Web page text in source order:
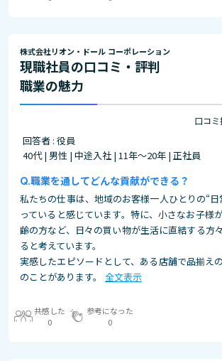
株式会社リオン・ドール コーポレーション
現職社員の口コミ・評判
職業の魅力
口コ
回答者 : 役員
40代 | 男性 | 中途入社 | 11年～20年 | 正社員
職業を通してどんな貢献ができる？
私たちの仕事は、地域のお客様一人ひとりの“
っていると感じています。特に、小さなお子様
齢の方など、日々の買い物が生活に直結する方
ると考えています。
実感したエピソードとして、ある店舗で品揃え
のことがあります。
全文表示
共感した
0
参考になった
0